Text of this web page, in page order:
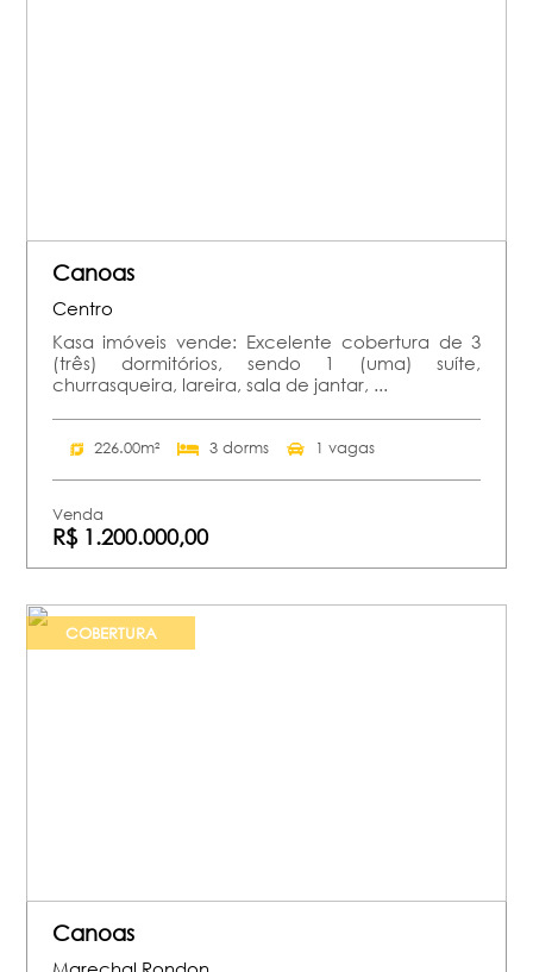
Canoas
Centro
Kasa imóveis vende: Excelente cobertura de 3
(três) dormitórios, sendo 1 (uma) suíte,
churrasqueira, lareira, sala de jantar, ...
226.00m² 3 dorms 1 vagas
Venda
R$ 1.200.000,00
COBERTURA
Canoas